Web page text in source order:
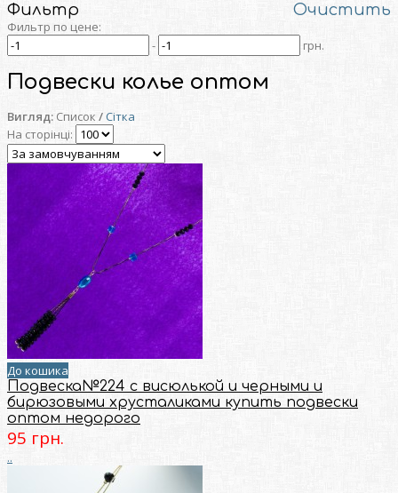
Фильтр Очистить
Фильтр по цене:
-
грн.
Подвески колье оптом
Вигляд: Список /Сітка
На сторінці:
До кошика
Подвеска№224 с висюлькой и черными и
бирюзовыми хрусталиками купить подвески
оптом недорого
95 грн.
..